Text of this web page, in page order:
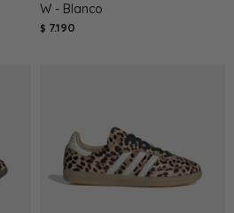
W - Blanco
$ 7.190